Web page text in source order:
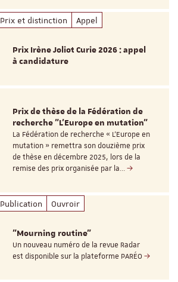
Prix et distinction Appel
Prix Irène Joliot Curie 2026 : appel
à candidature
Prix de thèse de la Fédération de
recherche "L’Europe en mutation"
La Fédération de recherche « L’Europe en
mutation » remettra son douzième prix
de thèse en décembre 2025, lors de la
remise des prix organisée par la…
Publication Ouvroir
"Mourning routine"
Un nouveau numéro de la revue Radar
est disponible sur la plateforme PARÉO